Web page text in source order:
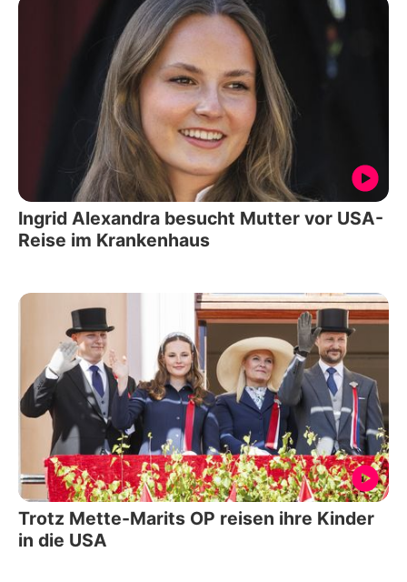
Ingrid Alexandra besucht Mutter vor USA-
Reise im Krankenhaus
Trotz Mette-Marits OP reisen ihre Kinder
in die USA